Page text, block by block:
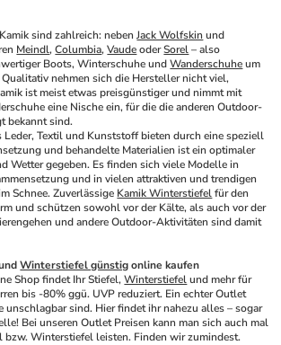
sind zahlreich: neben Jack Wolfskin und
Meindl, Columbia, Vaude oder Sorel – also
Boots, Winterschuhe und Wanderschuhe um
nehmen sich die Hersteller nicht viel,
ist meist etwas preisgünstiger und nimmt mit
eine Nische ein, für die die anderen Outdoor-
bekannt sind.
Leder, Textil und Kunststoff bieten durch eine speziell
und behandelte Materialien ist ein optimaler
Wetter gegeben. Es finden sich viele Modelle in
und in vielen attraktiven und trendigen
Schnee. Zuverlässige Kamik Winterstiefel für den
und schützen sowohl vor der Kälte, als auch vor der
und andere Outdoor-Aktivitäten sind damit
Winterstiefel günstig online kaufen
Shop findet Ihr Stiefel, Winterstiefel und mehr für
bis -80% ggü. UVP reduziert. Ein echter Outlet
unschlagbar sind. Hier findet ihr nahezu alles – sogar
Bei unseren Outlet Preisen kann man sich auch mal
bzw. Winterstiefel leisten. Finden wir zumindest.